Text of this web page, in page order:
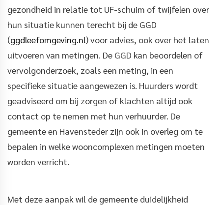
gezondheid in relatie tot UF-schuim of twijfelen over
hun situatie kunnen terecht bij de GGD
(ggdleefomgeving.nl) voor advies, ook over het laten
uitvoeren van metingen. De GGD kan beoordelen of
vervolgonderzoek, zoals een meting, in een
specifieke situatie aangewezen is. Huurders wordt
geadviseerd om bij zorgen of klachten altijd ook
contact op te nemen met hun verhuurder. De
gemeente en Havensteder zijn ook in overleg om te
bepalen in welke wooncomplexen metingen moeten
worden verricht.
Met deze aanpak wil de gemeente duidelijkheid